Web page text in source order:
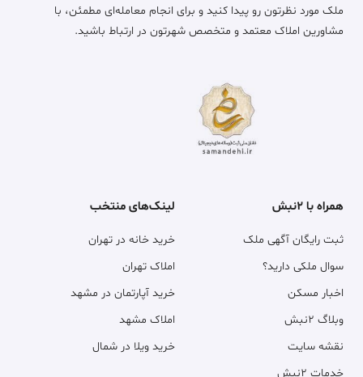
ملک مورد نظرتون رو پیدا کنید و برای انجام معامله‌ای مطمئن، با
مشاورین املاک معتمد و متخصص شهرتون در ارتباط باشید.
همراه با ۲نبش
ثبت رایگان آگهی ملک
سوال ملکی دارید؟
اخبار مسکن
وبلاگ ۲نبش
نقشه سایت
خدمات ۲نبش
لینک‌های منتخب
خرید خانه در تهران
املاک تهران
خرید آپارتمان در مشهد
املاک مشهد
خرید ویلا در شمال